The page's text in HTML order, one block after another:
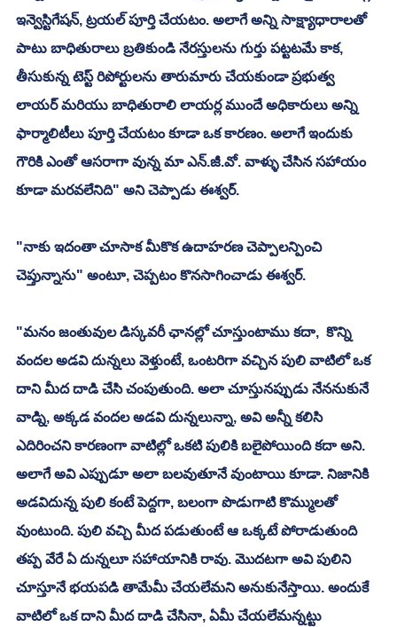
ఇన్వెస్టిగేషన్, ట్రయల్ పూర్తి చేయటం. అలాగే అన్ని సాక్ష్యాధారాలతో
పాటు బాధితురాలు బ్రతికుండి నేరస్తులను గుర్తు పట్టటమే కాక,
తీసుకున్న టెస్ట్ రిపోర్టులను తారుమారు చేయకుండా ప్రభుత్వ
లాయర్ మరియు బాధితురాలి లాయర్ల ముందే అధికారులు అన్ని
ఫార్మాలిటీలు పూర్తి చేయటం కూడా ఒక కారణం. అలాగే ఇందుకు
గౌరికి ఎంతో ఆసరాగా వున్న మా ఎన్.జీ.వో. వాళ్ళు చేసిన సహాయం
కూడా మరవలేనిది" అని చెప్పాడు ఈశ్వర్.
"నాకు ఇదంతా చూసాక మీకొక ఉదాహరణ చెప్పాలన్పించి
చెప్తున్నాను" అంటూ, చెప్పటం కొనసాగించాడు ఈశ్వర్.
"మనం జంతువుల డిస్కవరీ ఛానల్లో చూస్తుంటాము కదా,  కొన్ని
వందల అడవి దున్నలు వెళ్తుంటే, ఒంటరిగా వచ్చిన పులి వాటిలో ఒక
దాని మీద దాడి చేసి చంపుతుంది. అలా చూస్తునప్పుడు నేననుకునే
వాడ్ని, అక్కడ వందల అడవి దున్నలున్నా, అవి అన్నీ కలిసి
ఎదిరించని కారణంగా వాటిల్లో ఒకటి పులికి బలైపోయింది కదా అని.
అలాగే అవి ఎప్పుడూ అలా బలవుతూనే వుంటాయి కూడా. నిజానికి
అడవిదున్న పులి కంటే పెద్దగా, బలంగా పొడుగాటి కొమ్ములతో
వుంటుంది. పులి వచ్చి మీద పడుతుంటే ఆ ఒక్కటే పోరాడుతుంది
తప్ప వేరే ఏ దున్నలూ సహాయానికి రావు. మొదటగా అవి పులిని
చూస్తూనే భయపడి తామేమీ చేయలేమని అనుకునేస్తాయి. అందుకే
వాటిలో ఒక దాని మీద దాడి చేసినా, ఏమీ చేయలేమన్నట్టు